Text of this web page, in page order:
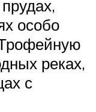
особо
реках,
с